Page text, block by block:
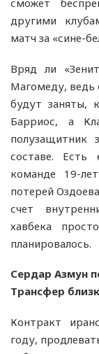
другими
матч за «сине-
Вряд ли
Магомеду, ведь
будут заняты,
Барриос, а
полузащитник
составе. Есть
команде 19-
потерей
счет
хавбека
планировалось.
Сердар Азмун
Трансфер
Контракт
году,